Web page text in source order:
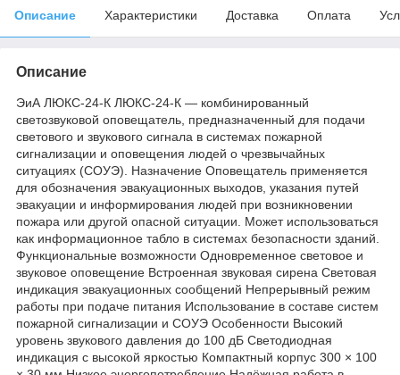
Описание Характеристики Доставка Оплата
Описание
ЭиА ЛЮКС-24-К ЛЮКС-24-К — комбинированный
светозвуковой оповещатель, предназначенный для подачи
светового и звукового сигнала в системах пожарной
сигнализации и оповещения людей о чрезвычайных
ситуациях (СОУЭ). Назначение Оповещатель применяется
для обозначения эвакуационных выходов, указания путей
эвакуации и информирования людей при возникновении
пожара или другой опасной ситуации. Может использоваться
как информационное табло в системах безопасности зданий.
Функциональные возможности Одновременное световое и
звуковое оповещение Встроенная звуковая сирена Световая
индикация эвакуационных сообщений Непрерывный режим
работы при подаче питания Использование в составе систем
пожарной сигнализации и СОУЭ Особенности Высокий
уровень звукового давления до 100 дБ Светодиодная
индикация с высокой яркостью Компактный корпус 300 × 100